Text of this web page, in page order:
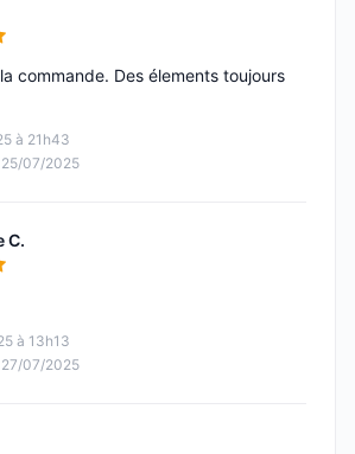
5
à 21h43
25/07/2025
commande. Des élements toujours
C.
5
à 13h13
27/07/2025